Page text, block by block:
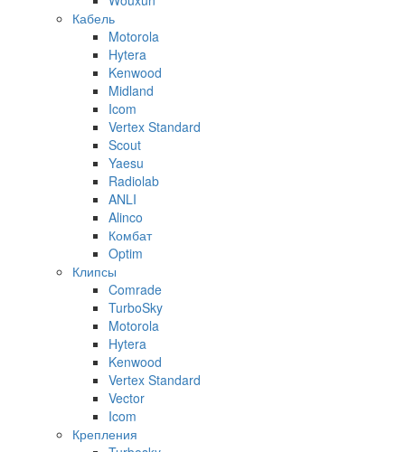
Кабель
Motorola
Hytera
Kenwood
Midland
Icom
Vertex Standard
Scout
Yaesu
Radiolab
ANLI
Alinco
Комбат
Optim
Клипсы
Comrade
TurboSky
Motorola
Hytera
Kenwood
Vertex Standard
Vector
Icom
Крепления